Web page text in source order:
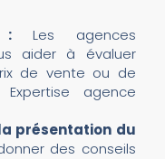
:Les agences
aider à évaluer
de vente ou de
agence
présentation du
des conseils